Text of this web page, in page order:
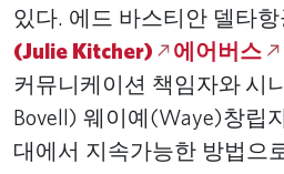
있다. 에드 바스티안 델타항
(Julie Kitcher)
에어버스
커뮤니케이션 책임자와 시
Bovell) 웨이예(Waye)창립
대에서 지속가능한 방법으